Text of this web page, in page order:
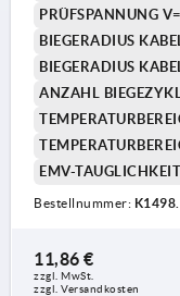
PRÜFSPANNUNG
BIEGERADIUS
BIEGERADIUS
ANZAHL
EMV-
Bestellnummer:
11,86 €
zzgl. MwSt.
zzgl. Versandkosten